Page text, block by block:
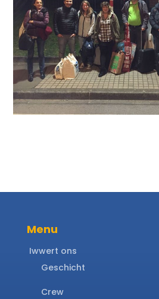
Menu
Iwwert ons
Geschicht
Crew